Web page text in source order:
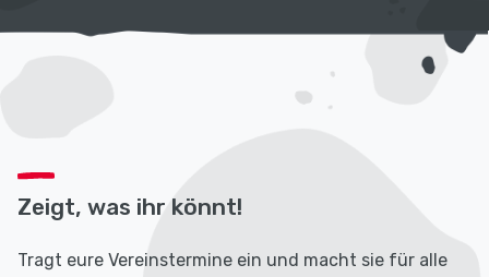
Zeigt, was ihr könnt!
Tragt eure Vereinstermine ein und macht sie für alle